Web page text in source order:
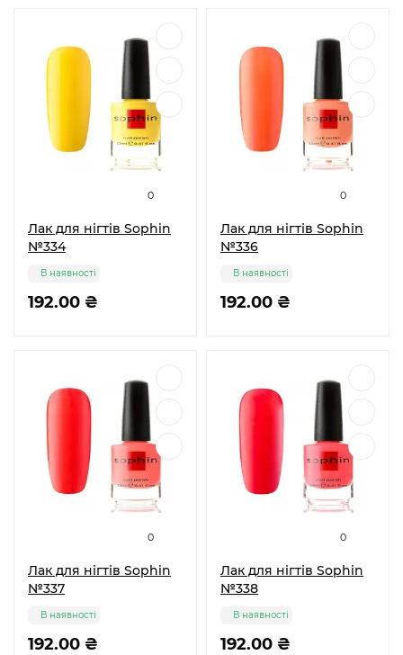
0
Лак для нігтів Sophin
№334
192.00 ₴
В наявності
0
Лак для нігтів Sophin
№336
192.00 ₴
В наявності
0
Лак для нігтів Sophin
№337
192.00 ₴
В наявності
0
Лак для нігтів Sophin
№338
192.00 ₴
В наявності